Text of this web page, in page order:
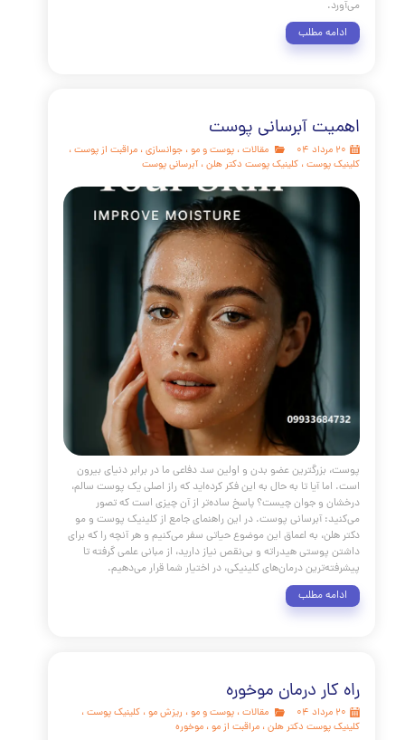
پوستی روزانه و منظم در خانه به همراه درمان‌های هدفمند و
کلینیک. به یاد داشته باشید که ثبات و صبر کلید موفقیت است.
خانگی به کنترل چربی و تمیز نگه داشتن منافذ کمک می‌کند، در
درمان‌های کلینیکی مانند میکرونیدلینگ و لیزر فرکشنال ساختار
از عمق بازسازی کرده و نتایج ماندگارتری را به ارمغان می‌آورند.
زگیل تناسلی
مقالات پوست و مو،زگیل،پلاسما جت،زگیل